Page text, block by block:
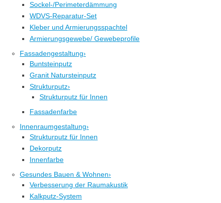
Sockel-/Perimeterdämmung
WDVS-Reparatur-Set
Kleber und Armierungsspachtel
Armierungsgewebe/ Gewebeprofile
Fassadengestaltung›
Buntsteinputz
Granit Natursteinputz
Strukturputz›
Strukturputz für Innen
Fassadenfarbe
Innenraumgestaltung›
Strukturputz für Innen
Dekorputz
Innenfarbe
Gesundes Bauen & Wohnen›
Verbesserung der Raumakustik
Kalkputz-System